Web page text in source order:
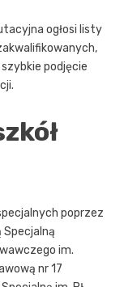
ogłosi listy
podjęcie
poprzez
im.
nr 17